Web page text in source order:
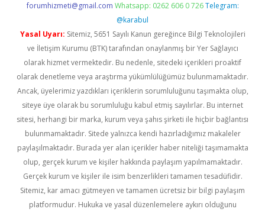
forumhizmeti@gmail.com Whatsapp: 0262 606 0 726 Telegram:
@karabul
Yasal Uyarı: Sitemiz, 5651 Sayılı Kanun gereğince Bilgi Teknolojileri
ve İletişim Kurumu (BTK) tarafından onaylanmış bir Yer Sağlayıcı
olarak hizmet vermektedir. Bu nedenle, sitedeki içerikleri proaktif
olarak denetleme veya araştırma yükümlülüğümüz bulunmamaktadır.
Ancak, üyelerimiz yazdıkları içeriklerin sorumluluğunu taşımakta olup,
siteye üye olarak bu sorumluluğu kabul etmiş sayılırlar. Bu internet
sitesi, herhangi bir marka, kurum veya şahıs şirketi ile hiçbir bağlantısı
bulunmamaktadır. Sitede yalnızca kendi hazırladığımız makaleler
paylaşılmaktadır. Burada yer alan içerikler haber niteliği taşımamakta
olup, gerçek kurum ve kişiler hakkında paylaşım yapılmamaktadır.
Gerçek kurum ve kişiler ile isim benzerlikleri tamamen tesadüfidir.
Sitemiz, kar amacı gütmeyen ve tamamen ücretsiz bir bilgi paylaşım
platformudur. Hukuka ve yasal düzenlemelere aykırı olduğunu